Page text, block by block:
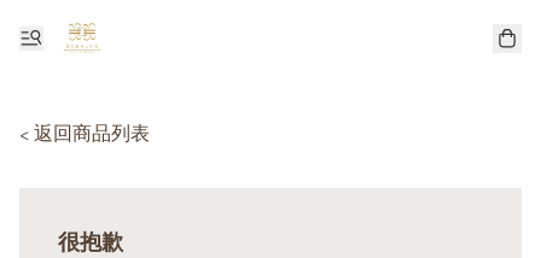
< 返回商品列表
很抱歉